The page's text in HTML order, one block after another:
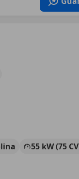
55 kW (75